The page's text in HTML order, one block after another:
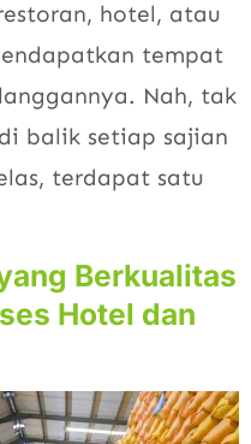
hotel, atau
tempat
Nah, tak
balik setiap sajian
terdapat satu
Berkualitas
Hotel dan